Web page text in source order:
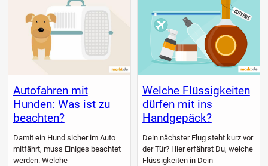
Autofahren mit
Hunden: Was ist zu
beachten?
Damit ein Hund sicher im Auto
mitfährt, muss Einiges beachtet
werden. Welche
Welche Flüssigkeiten
dürfen mit ins
Handgepäck?
Dein nächster Flug steht kurz vor
der Tür? Hier erfährst Du, welche
Flüssigkeiten in Dein